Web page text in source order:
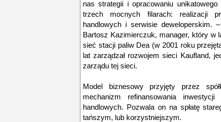
nas strategii i opracowaniu
trzech mocnych filarach: realizacji
handlowych i serwisie deweloperskim.
Bartosz Kazimierczuk, manager, który w
sieć stacji paliw Dea (w 2001 roku
lat zarządzał rozwojem sieci Kaufland,
zarządu tej sieci.
Model biznesowy przyjęty przez
mechanizm refinansowania
handlowych. Pozwala on na spłatę
tańszym, lub korzystniejszym.